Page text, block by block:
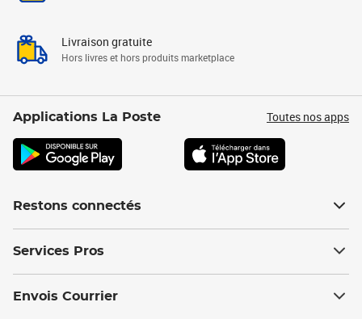
Livraison gratuite
Hors livres et hors produits marketplace
Applications La Poste Toutes nos apps
Restons connectés
Services Pros
Envois Courrier